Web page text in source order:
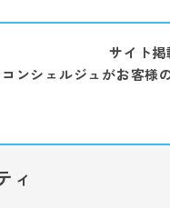
サイト
ンシェルジュがお客様
ィ